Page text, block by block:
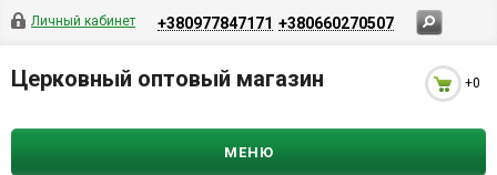
Личный кабинет +380977847171 +380660270507
Церковный оптовый магазин +0
МЕНЮ